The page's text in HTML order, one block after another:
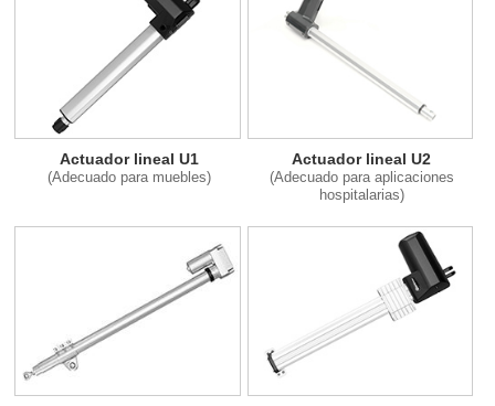
Actuador lineal U1
(Adecuado para muebles)
Actuador lineal U2
(Adecuado para aplicaciones
hospitalarias)